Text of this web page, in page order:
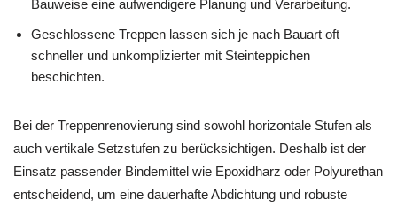
Bauweise eine aufwendigere Planung und Verarbeitung.
Geschlossene Treppen lassen sich je nach Bauart oft
schneller und unkomplizierter mit Steinteppichen
beschichten.
Bei der Treppenrenovierung sind sowohl horizontale Stufen als
auch vertikale Setzstufen zu berücksichtigen. Deshalb ist der
Einsatz passender Bindemittel wie Epoxidharz oder Polyurethan
entscheidend, um eine dauerhafte Abdichtung und robuste